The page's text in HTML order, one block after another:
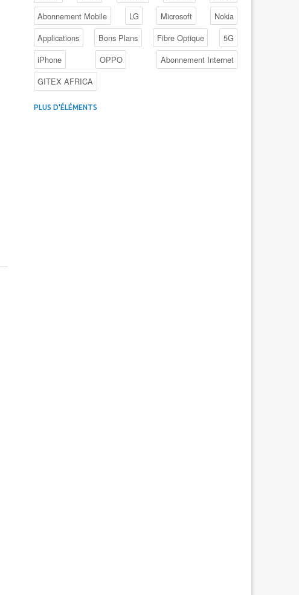
Abonnement Mobile
LG Microsoft
Nokia
Applications
Bons Plans Fibre Optique
5G
iPhone
OPPO
Abonnement Internet
GITEX AFRICA
4G au Maroc
PLUS D'ÉLÉMENTS